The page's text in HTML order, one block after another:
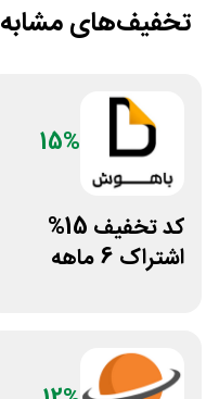
تخفیف‌های مشابه
15%
کد تخفیف 15%
اشتراک 6 ماهه